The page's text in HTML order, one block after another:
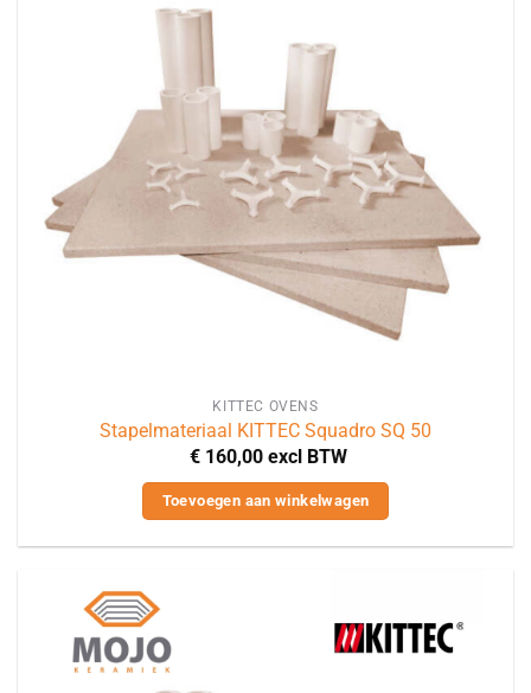
KITTEC OVENS
Stapelmateriaal KITTEC Squadro SQ 50
€160,00 excl BTW
Toevoegen aan winkelwagen